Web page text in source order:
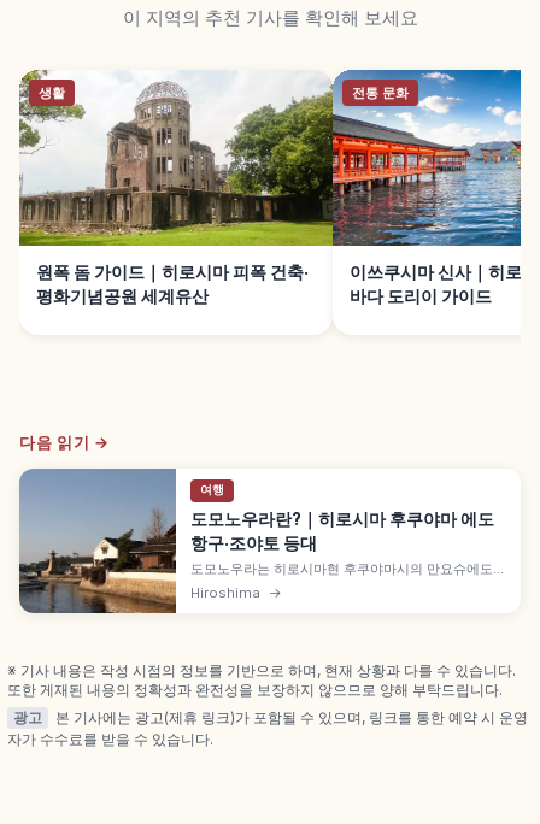
이 지역의 추천 기사를 확인해 보세요
생활
원폭 돔 가이드｜히로시마 피폭 건축·
평화기념공원 세계유산
전통 문화
이쓰쿠시마 신사｜히로
바다 도리이 가이드
다음 읽기 →
여행
도모노우라란?｜히로시마 후쿠야마 에도
항구·조야토 등대
도모노우라는 히로시마현 후쿠야마시의 만요슈에도
등장하는 오랜 항구 마을로, 세토 내해 조류가 바뀌는
Hiroshima →
※ 기사 내용은 작성 시점의 정보를 기반으로 하며, 현재 상황과 다를 수 있습니다.
또한 게재된 내용의 정확성과 완전성을 보장하지 않으므로 양해 부탁드립니다.
광고
본 기사에는 광고(제휴 링크)가 포함될 수 있으며, 링크를 통한 예약 시 운영
자가 수수료를 받을 수 있습니다.